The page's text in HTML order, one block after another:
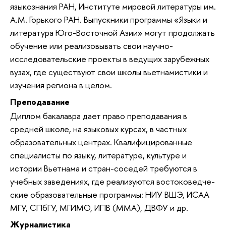
языкознания РАН, Институте мировой литературы им.
А.М. Горького РАН. Выпускники программы «Языки и
литерату­ра Юго-Восточной Азии» могут продолжать
обучение или реали­зовывать свои научно-
исследова­тельские проекты в ведущих зару­бежных
вузах, где существуют свои школы вьетнамистики и
изучения региона в целом.
Преподавание
Диплом бакалавра дает право преподавания в
средней школе, на языковых курсах, в частных
образовательных центрах. Квалифицированные
специалисты по языку, литературе, культуре и
истории Вьетнама и стран-сосе­дей требуются в
учебных заведени­ях, где реализуются востоковедче­
ские образовательные программы: НИУ ВШЭ, ИСАА
МГУ, СПбГУ, МГИМО, ИПВ (ММА), ДВФУ и др.
Журналистика